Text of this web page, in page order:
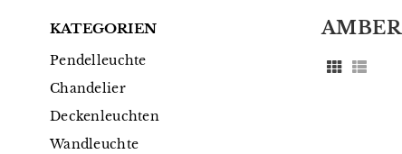
AMBER
KATEGORIEN
Pendelleuchte
Chandelier
Deckenleuchten
Wandleuchte